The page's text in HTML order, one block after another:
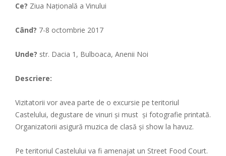
Ce? Ziua Națională a Vinului
Când? 7-8 octombrie 2017
Unde? str. Dacia 1 , Bulboaca, Anenii Noi
Descriere:
Vizitatorii vor avea parte de o excursie pe teritoriul
Castelului, degustare de vinuri și must și fotografie printată.
Organizatorii asigură muzica de clasă și show la havuz.
Pe teritoriul Castelului va fi amenajat un Street Food Court.